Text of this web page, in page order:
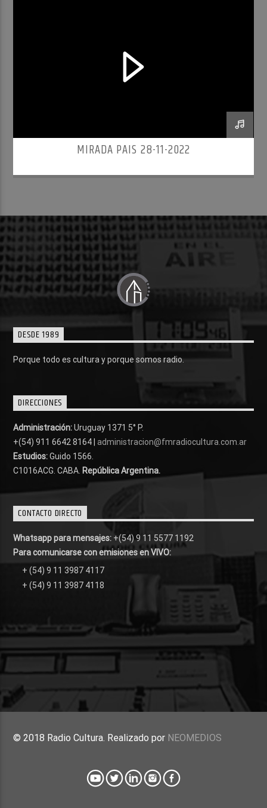
MIRADA PAIS 28-11-2022
DESDE 1989
Porque todo es cultura y porque somos radio.
DIRECCIONES
Administración:Uruguay 1371 5° P.
+(54) 911 6642 8164 | administracion@fmradiocultura.com.ar
Estudios:Guido 1566.
C1016ACG . CABA. República Argentina.
CONTACTO DIRECTO
Whatsapp para mensajes: +(54) 9 11 5577 1192
Para comunicarse con emisiones en VIVO:
+ (54) 9 11 3987 4117
+ (54) 9 11 3987 4118
© 2018 Radio Cultura. Realizado por NEOMEDIOS